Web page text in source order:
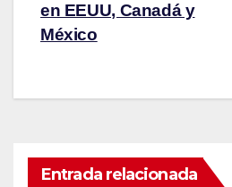
en EEUU, Canadá y
México
Entrada relacionada